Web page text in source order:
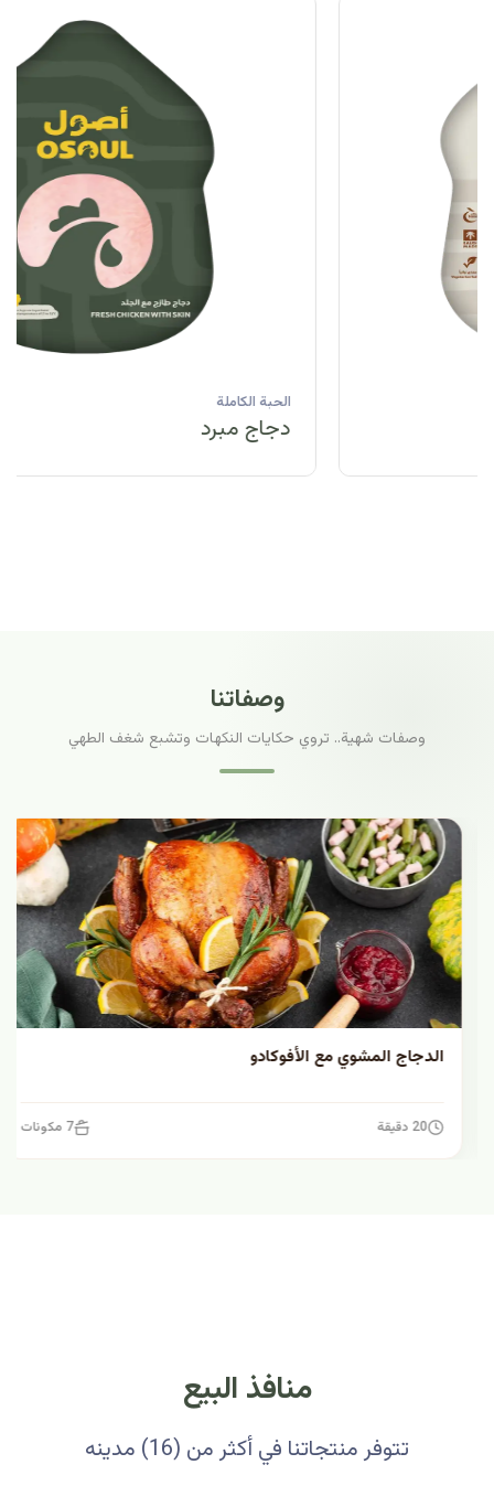
وصفاتنا
وصفات شهية.. تروي حكايات النكهات وتشبع شغف الطهي
الدجاج المشوي مع الأفوكادو
20 دقيقة 7 مكونات
منافذ البيع
تتوفر منتجاتنا في أكثر من (16) مدينه